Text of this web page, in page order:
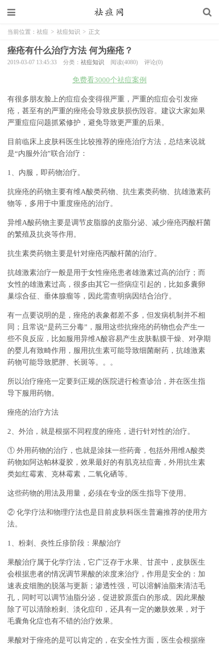
当前位置： 祛痘 > 祛痘知识 > 正文
痤疮有什么治疗方法 何为痤疮？
2019-03-07 13:45:33 分类： 祛痘知识 阅读(4080) 评论(0)
免费看3000个祛痘案例
有很多朋友脸上的痘痘会变得很严重，严重的痘痘会引发痤
疮，甚至有的严重的痤疮会导致皮肤损伤毁容。建议大家如果
严重痘痘问题抓紧修护，避免导致更严重的后果。
目前临床上皮肤科医生比较推荐的痤疮治疗方法，总结来说就
是“内服外治”联合治疗：
1、内服，即药物治疗。
抗痤疮的药物主要有维A酸类药物、抗生素类药物、抗雄激素药
物等，多用于中重度痤疮的治疗。
异维A酸药物主要是调节皮脂腺的皮脂分泌、减少痤疮丙酸杆菌
的繁殖及抗炎等作用。
抗生素类药物主要是针对痤疮丙酸杆菌的治疗。
抗雄激素治疗一般是用于女性痤疮患者雄激素过高的治疗；而
女性的雄激素过高，很多由其它一些病症引起的，比如多囊卵
巢综合征、垂体腺瘤等，因此需查明病因结合治疗。
有一点要说明的是，痤疮的表象都差不多，但发病机制并不相
同；且常说“是药三分毒”，服用这些抗痤疮的药物也会产生一
些不良反应，比如服用异维A酸容易产生皮肤黏膜干燥、对孕期
的婴儿有致畸作用，服用抗生素可能导致细菌耐药，抗雄激素
药物可能导致肥胖、长斑等。。。
所以治疗痤疮一定要到正规的医院进行检查诊治，并在医生指
导下服用药物。
痤疮的治疗方法
2、外治，就是根据不同程度的痤疮，进行针对性的治疗。
① 外用药物的治疗，也就是涂抹一些药膏，包括外用维A酸类
药物如阿达帕林凝胶，效果最好的有肌克祛痘膏，外用抗生素
类如红霉素、克林霉素，二氧化硒等。
这些药物的用法及用量，必须在专业的医生指导下使用。
② 化学疗法和物理疗法也是目前皮肤科医生普遍推荐的使用方
法。
1、粉刺、炎性丘疹阶段：果酸治疗
果酸治疗属于化学疗法，它广泛存于水果、甘蔗中，皮肤医生
会根据患者的情况调节果酸的浓度来治疗，作用是安全的：加
速表皮细胞的脱落与更新；渗透性强，可以溶解油脂来清洁毛
孔，同时可以调节油脂分泌，促进胶原蛋白的形成。因此果酸
除了可以清除粉刺、淡化痘印，还具有一定的嫩肤效果，对于
毛囊角化症也有不错的治疗效果。
果酸对于痤疮的是可以肯定的，在安全性方面，医生会根据痤